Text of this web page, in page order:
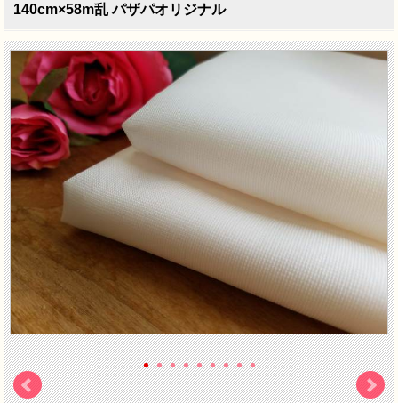
140cm×58m乱 パザパオリジナル